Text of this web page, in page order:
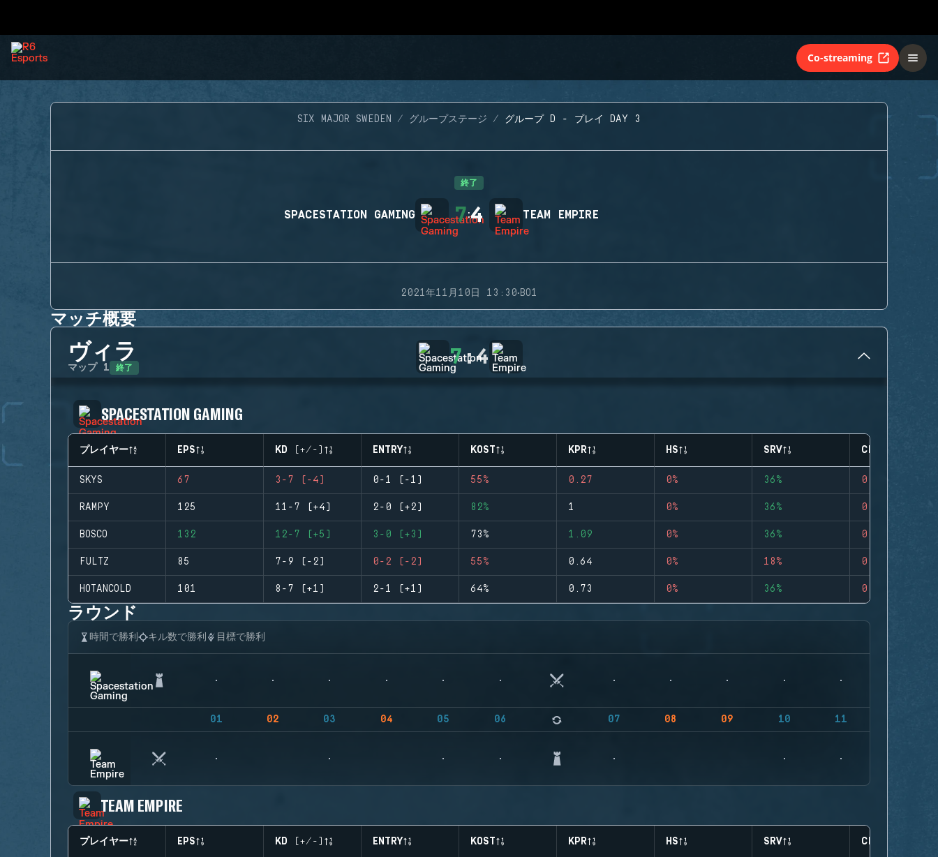
Co-streaming
SIX MAJOR SWEDEN グループステージ グループ D - プレイ DAY 3
終了
SPACESTATION GAMING 7:4 TEAM EMPIRE
2021年11月10日 13:30·BO1
マッチ概要
ヴィラ
マップ 1 終了 7:4
SPACESTATION GAMING
プレイヤー EPS KD (+/-) ENTRY KOST KPR HS SRV CLUTCHES
SKYS 67 3-7 (-4) 0-1 (-1) 55% 0.27 0% 36% 0
RAMPY 125 11-7 (+4) 2-0 (+2) 82% 1 0% 36% 0
BOSCO 132 12-7 (+5) 3-0 (+3) 73% 1.09 0% 36% 0
FULTZ 85 7-9 (-2) 0-2 (-2) 55% 0.64 0% 18% 0
HOTANCOLD 101 8-7 (+1) 2-1 (+1) 64% 0.73 0% 36% 0
ラウンド
時間で勝利 キル数で勝利 目標で勝利
01 02 03 04 05 06 07 08 09 10 11
TEAM EMPIRE
プレイヤー EPS KD (+/-) ENTRY KOST KPR HS SRV CLUTCHES